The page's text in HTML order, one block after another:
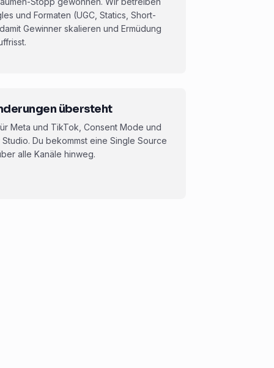
und Formaten (UGC, Statics, Short-
Gewinner skalieren und Ermüdung
übersteht
Meta und TikTok, Consent Mode und
Du bekommst eine Single Source
alle Kanäle hinweg.